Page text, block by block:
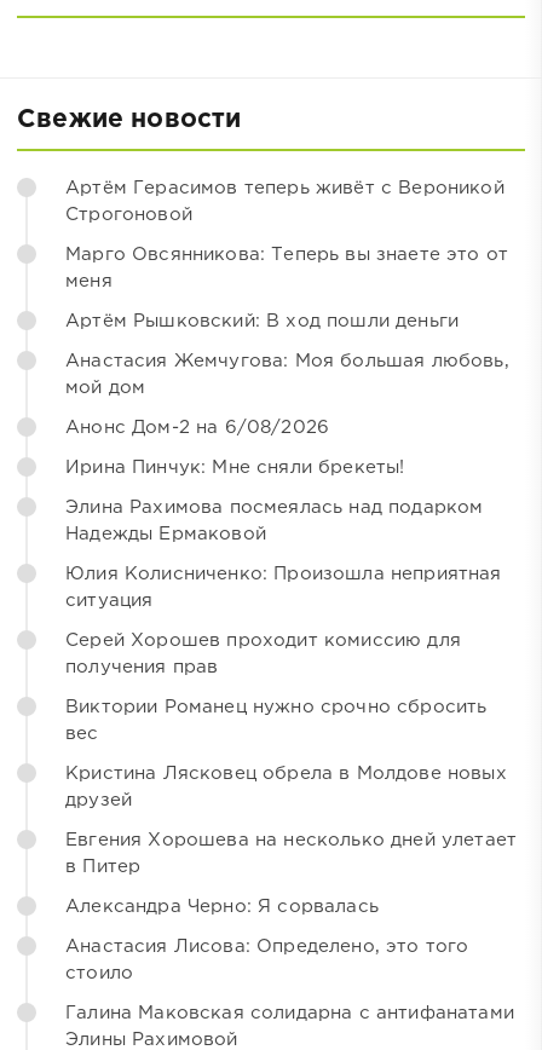
Свежие новости
Артём Герасимов теперь живёт с Вероникой
Строгоновой
Марго Овсянникова: Теперь вы знаете это от
меня
Артём Рышковский: В ход пошли деньги
Анастасия Жемчугова: Моя большая любовь,
мой дом
Анонс Дом-2 на 6/08/2026
Ирина Пинчук: Мне сняли брекеты!
Элина Рахимова посмеялась над подарком
Надежды Ермаковой
Юлия Колисниченко: Произошла неприятная
ситуация
Серей Хорошев проходит комиссию для
получения прав
Виктории Романец нужно срочно сбросить
вес
Кристина Лясковец обрела в Молдове новых
друзей
Евгения Хорошева на несколько дней улетает
в Питер
Александра Черно: Я сорвалась
Анастасия Лисова: Определено, это того
стоило
Галина Маковская солидарна с антифанатами
Элины Рахимовой